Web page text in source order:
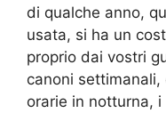
di qualche anno,
usata, si ha un
proprio dai vostri
canoni
orarie in notturna,